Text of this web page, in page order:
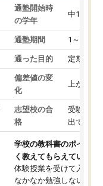
通塾開始時
の学年
中1
通塾期間 1～3ヵ月
通った目的 定期テス
偏差値の変
化
上がった
志望校の合
格
受験して
出ていな
学校の教科書のポイント
く教えてもらえている
体験授業を受けて入塾し
なかなか勉強しない息子